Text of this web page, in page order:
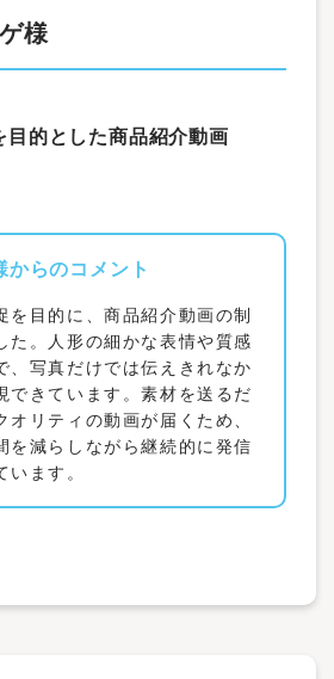
様
目的とした商品紹介動画
からのコメント
を目的に、商品紹介動画の制
た。人形の細かな表情や質感
、写真だけでは伝えきれなか
できています。素材を送るだ
オリティの動画が届くため、
を減らしながら継続的に発信
います。